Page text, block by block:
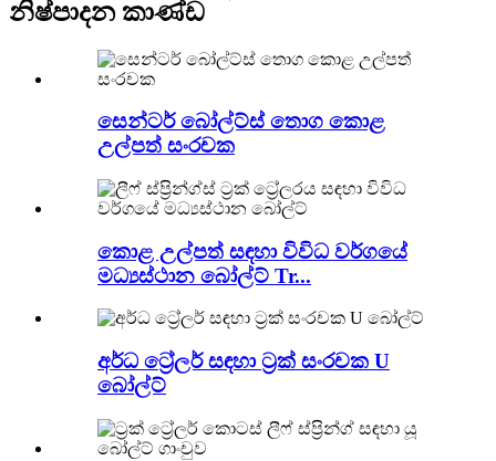
නිෂ්පාදන කාණ්ඩ
සෙන්ටර් බෝල්ට්ස් තොග කොළ
උල්පත් සංරචක
කොළ උල්පත් සඳහා විවිධ වර්ගයේ
මධ්‍යස්ථාන බෝල්ට් Tr...
අර්ධ ට්‍රේලර් සඳහා ට්‍රක් සංරචක U
බෝල්ට්